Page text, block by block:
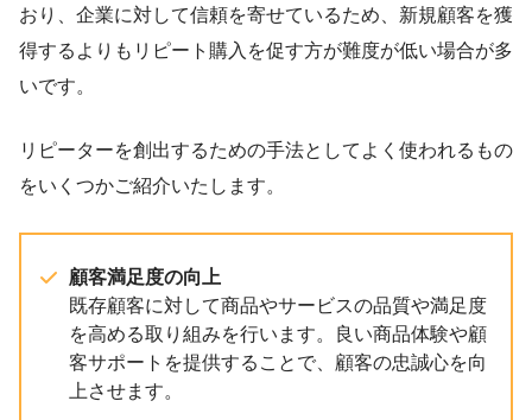
おり、企業に対して信頼を寄せているため、新規顧客を獲
得するよりもリピート購入を促す方が難度が低い場合が多
いです。
リピーターを創出するための手法としてよく使われるもの
をいくつかご紹介いたします。
顧客満足度の向上
既存顧客に対して商品やサービスの品質や満足度
を高める取り組みを行います。良い商品体験や顧
客サポートを提供することで、顧客の忠誠心を向
上させます。